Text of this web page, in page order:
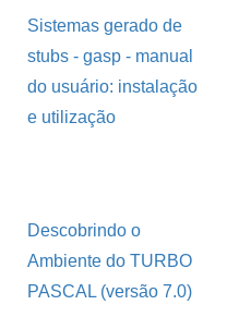
Sistemas gerado de
stubs - gasp - manual
do usuário: instalação
e utilização
Descobrindo o
Ambiente do TURBO
PASCAL (versão 7.0)